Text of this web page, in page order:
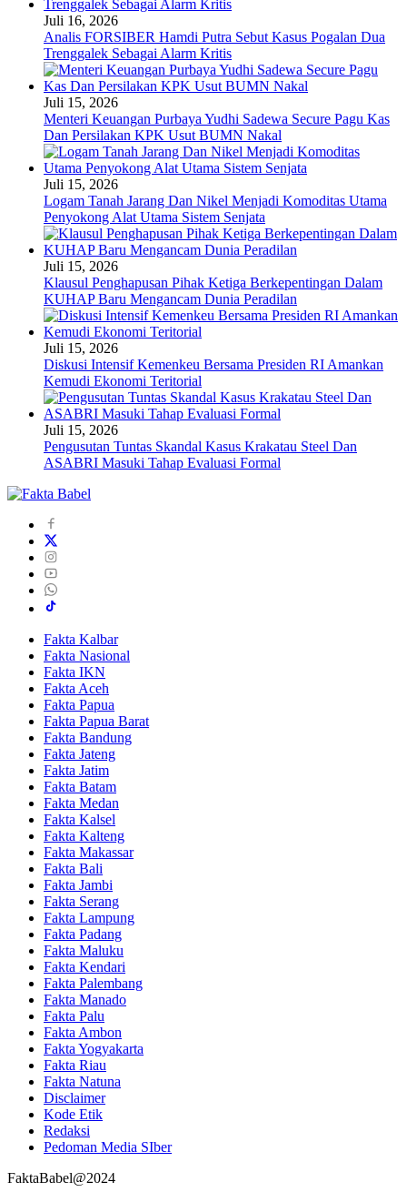
Juli 16, 2026
Analis FORSIBER Hamdi Putra Sebut Kasus Pogalan Dua
Trenggalek Sebagai Alarm Kritis
Juli 15, 2026
Menteri Keuangan Purbaya Yudhi Sadewa Secure Pagu Kas
Dan Persilakan KPK Usut BUMN Nakal
Juli 15, 2026
Logam Tanah Jarang Dan Nikel Menjadi Komoditas Utama
Penyokong Alat Utama Sistem Senjata
Juli 15, 2026
Klausul Penghapusan Pihak Ketiga Berkepentingan Dalam
KUHAP Baru Mengancam Dunia Peradilan
Juli 15, 2026
Diskusi Intensif Kemenkeu Bersama Presiden RI Amankan
Kemudi Ekonomi Teritorial
Juli 15, 2026
Pengusutan Tuntas Skandal Kasus Krakatau Steel Dan
ASABRI Masuki Tahap Evaluasi Formal
Fakta Kalbar
Fakta Nasional
Fakta IKN
Fakta Aceh
Fakta Papua
Fakta Papua Barat
Fakta Bandung
Fakta Jateng
Fakta Jatim
Fakta Batam
Fakta Medan
Fakta Kalsel
Fakta Kalteng
Fakta Makassar
Fakta Bali
Fakta Jambi
Fakta Serang
Fakta Lampung
Fakta Padang
Fakta Maluku
Fakta Kendari
Fakta Palembang
Fakta Manado
Fakta Palu
Fakta Ambon
Fakta Yogyakarta
Fakta Riau
Fakta Natuna
Disclaimer
Kode Etik
Redaksi
Pedoman Media SIber
FaktaBabel@2024